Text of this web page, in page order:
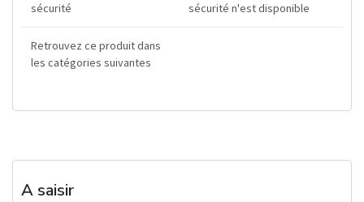
sécurité
sécurité n'est disponible
Retrouvez ce produit dans
les catégories suivantes
A saisir